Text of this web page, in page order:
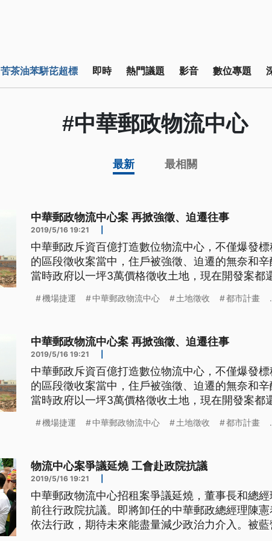
苦茶油苯駢芘超標 即時 熱門議題 影音 數位專題
#中華郵政物流中心
最新 最相關
中華郵政物流中心案 再掀強徵、迫遷往事
2019/5/16 19:21
中華郵政斥資百億打造數位物流中心，不僅爆發
的區段徵收案當中，住戶被強徵、迫遷的無奈和
當時政府以一坪3萬價格徵收土地，現在開發案都
民土地，而中央部會機關再以計畫案轉手標售，
機場捷運 中華郵政物流中心 土地徵收 都市計畫
中華郵政物流中心案 再掀強徵、迫遷往事
2019/5/16 19:21
中華郵政斥資百億打造數位物流中心，不僅爆發
的區段徵收案當中，住戶被強徵、迫遷的無奈和
當時政府以一坪3萬價格徵收土地，現在開發案都
民土地，而中央部會機關再以計畫案轉手標售，
機場捷運 中華郵政物流中心 土地徵收 都市計畫
物流中心案爭議延燒 工會赴政院抗議
2019/5/16 19:21
中華郵政物流中心招租案爭議延燒，董事長和總
前往行政院抗議。即將卸任的中華郵政總經理陳
依法行政，期待未來能盡量減少政治力介入。被